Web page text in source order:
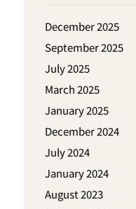
December 2025
September 2025
July 2025
March 2025
January 2025
December 2024
July 2024
January 2024
August 2023